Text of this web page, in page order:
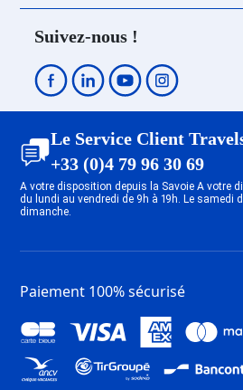
Suivez-nous !
Le Service Client
+33 (0)4 79 96 30 69
A votre disposition depuis la Savoie A votre
du lundi au vendredi de 9h à 19h. Le samedi
dimanche.
Paiement 100% sécurisé